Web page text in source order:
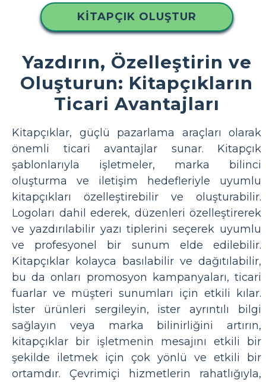
KITAPÇIK OLUŞTUR
Yazdırın, Özelleştirin ve
Oluşturun: Kitapçıkların
Ticari Avantajları
Kitapçıklar, güçlü pazarlama araçları olarak
önemli ticari avantajlar sunar. Kitapçık
şablonlarıyla işletmeler, marka bilinci
oluşturma ve iletişim hedefleriyle uyumlu
kitapçıkları özelleştirebilir ve oluşturabilir.
Logoları dahil ederek, düzenleri özelleştirerek
ve yazdırılabilir yazı tiplerini seçerek uyumlu
ve profesyonel bir sunum elde edilebilir.
Kitapçıklar kolayca basılabilir ve dağıtılabilir,
bu da onları promosyon kampanyaları, ticari
fuarlar ve müşteri sunumları için etkili kılar.
İster ürünleri sergileyin, ister ayrıntılı bilgi
sağlayın veya marka bilinirliğini artırın,
kitapçıklar bir işletmenin mesajını etkili bir
şekilde iletmek için çok yönlü ve etkili bir
ortamdır. Çevrimiçi hizmetlerin rahatlığıyla,